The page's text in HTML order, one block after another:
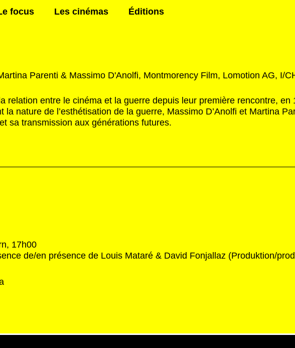
focus Les cinémas Éditions
Parenti & Massimo D'Anolfi, Montmorency Film, Lomotion AG, I/
relation entre le cinéma et la guerre depuis leur première rencontre, en
la nature de l’esthétisation de la guerre, Massimo D’Anolfi et Martina
sa transmission aux générations futures.
17h00
de/en présence de Louis Mataré & David Fonjallaz (Produktion/